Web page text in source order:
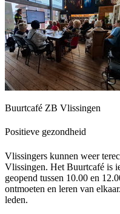
Buurtcafé ZB Vlissingen
Positieve gezondheid
Vlissingers kunnen weer
Vlissingen. Het Buurtcafé is
geopend tussen 10.00 en
ontmoeten en leren van
leden.